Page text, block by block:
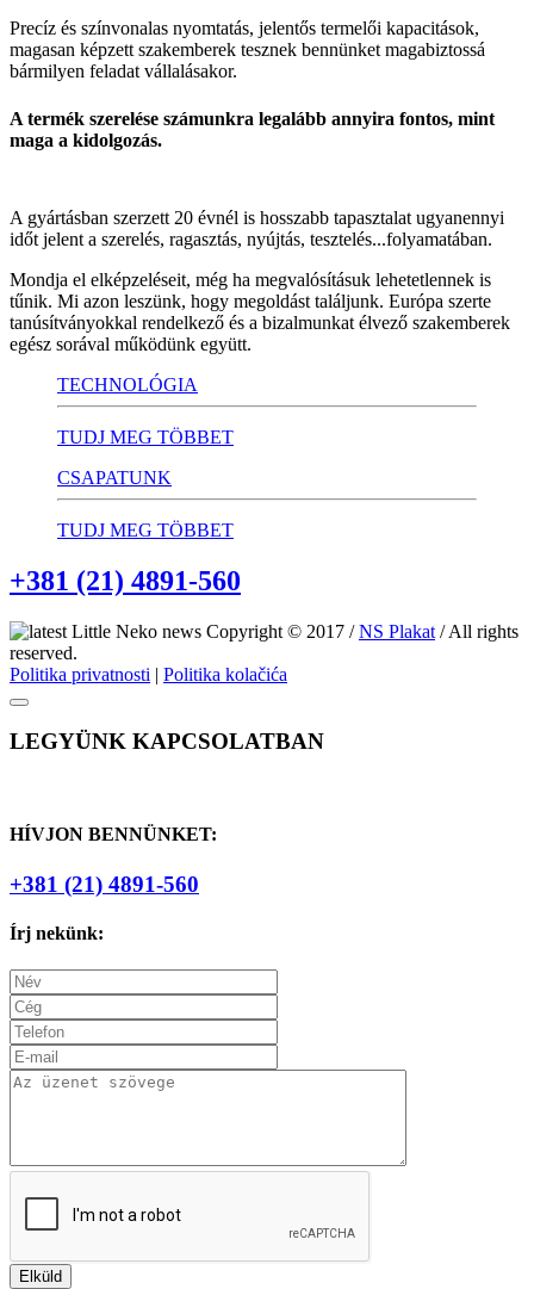
Precíz és színvonalas nyomtatás, jelentős termelői kapacitások,
magasan képzett szakemberek tesznek bennünket magabiztossá
bármilyen feladat vállalásakor.
A termék szerelése számunkra legalább annyira fontos, mint
maga a kidolgozás.
A gyártásban szerzett 20 évnél is hosszabb tapasztalat ugyanennyi
időt jelent a szerelés, ragasztás, nyújtás, tesztelés...folyamatában.
Mondja el elképzeléseit, még ha megvalósításuk lehetetlennek is
tűnik. Mi azon leszünk, hogy megoldást találjunk. Európa szerte
tanúsítványokkal rendelkező és a bizalmunkat élvező szakemberek
egész sorával működünk együtt.
TECHNOLÓGIA
TUDJ MEG TÖBBET
CSAPATUNK
TUDJ MEG TÖBBET
+381 (21) 4891-560
Copyright © 2017 /NS Plakat / All rights
reserved.
Politika privatnosti | Politika kolačića
LEGYÜNK KAPCSOLATBAN
HÍVJON BENNÜNKET:
+381 (21) 4891-560
Írj nekünk: